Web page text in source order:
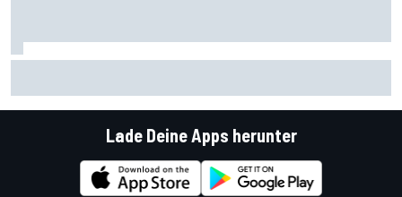
Lade Deine Apps herunter